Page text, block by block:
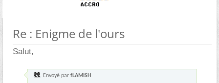
Re : Enigme de l'ours
Salut,
Envoyé par fLAMISH